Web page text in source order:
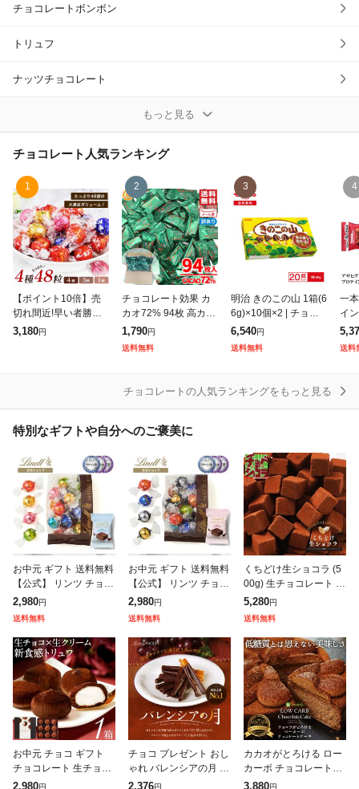
チョコレートボンボン
トリュフ
ナッツチョコレート
割れチョコ
板チョコレート
生チョコレート
製菓用チョコレート
オランジェット
レーズンチョコレート
その他チョコレート
もっと見る
チョコレート 人気ランキング
1
【ポイント10倍】売
切れ間近!早い者勝ち!
リンツ リンドール チ
3,180円
2
チョコレート効果 カ
カオ72% 94枚 高カカ
オチョコレート 大容
量 カカオ70%以上 訳
あり メール便 コスト
1,790円
送料無料
3
明治 きのこの山 1箱(6
6g)×10個×2 | チョコ
スナック チョコレー
ト クッキー 定番 人気
ロングセラー お菓子
6,540円
送料無料
4
一
イ
食
コ
足
送料
チョコレートの人気ランキングをもっと見る
特別なギフトや自分へのご褒美に
お中元 ギフト 送料無料
【公式】 リンツ チョコ
レート(Lindt) アソート
18個入 リンドール 定番
フレーバー 17個+
2,980円
送料無料
お中元 ギフト 送料無料
【公式】 リンツ チョコ
レート(Lindt) アソート
18個入 リンドール 大人
リッチ 17個+リン
2,980円
送料無料
くちどけ生ショコラ (5
00g) 生チョコレート 生
チョコ チョコレート チ
ョコ チョコスイーツ ポ
イント消化 クーベルチ
ュ
5,280円
送料無料
お中元 チョコ ギフト
チョコレート 生チョコ
トリュフ シャンティ シ
2,980円
チョコ プレゼント おし
ゃれ バレンシアの月 オ
レンジピール オランジ
2,376円
カカオがとろける ロー
カーボ チョコレートケ
ーキ 5号 低糖質 糖質制
3,880円